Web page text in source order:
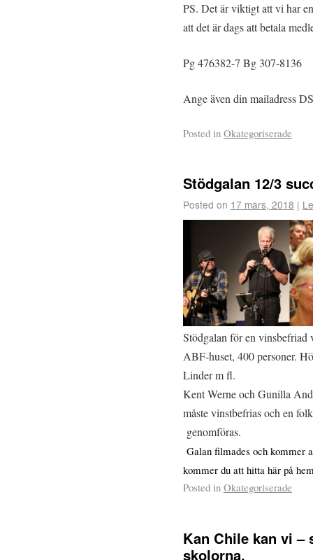
PS. Det är viktigt att vi har
att det är dags att betala
Pg 476382-7 Bg 307-8136
Ange även din mailadress
Posted in Okategoriserade
Stödgalan 12/3
Posted on 17 mars, 2018 |
Stödgalan för en
ABF-huset, 400 personer.
Linder m fl.
Kent Werne och Gunilla
måste vinstbefrias och en
genomföras.
Galan filmades och kommer
kommer du att hitta här på
Posted in Okategoriserade
Kan Chile kan vi –
skolorna.